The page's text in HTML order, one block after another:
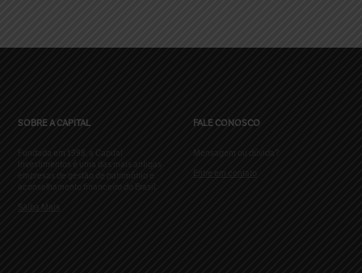
SOBRE A CAPITAL
Fundada em 1998, a Capital
Investimentos é uma das mais antigas
empresas de gestão de patrimônio e
aconselhamento financeiro do Brasil.
Saiba Mais
FALE CONOSCO
Mensagem ou dúvida?
Entre em contato